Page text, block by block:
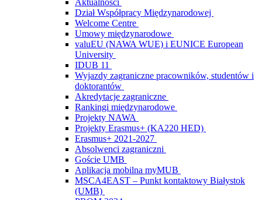
Dział Współpracy Międzynarodowej
Welcome Centre
Umowy międzynarodowe
valuEU (NAWA WUE) i EUNICE European
University
IDUB 11
Wyjazdy zagraniczne pracowników, studentów i
doktorantów
Akredytacje zagraniczne
Rankingi międzynarodowe
Projekty NAWA
Projekty Erasmus+ (KA220 HED)
Erasmus+ 2021-2027
Absolwenci zagraniczni
Goście UMB
Aplikacja mobilna myMUB
MSCA4EAST – Punkt kontaktowy Białystok
(UMB)